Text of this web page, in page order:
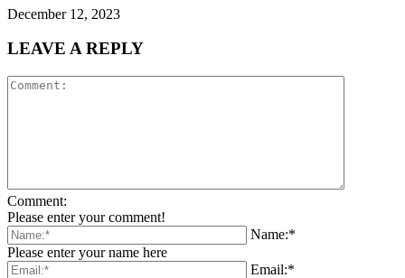
December 12, 2023
LEAVE A REPLY
Comment:
Please enter your comment!
Name:*
Please enter your name here
Email:*